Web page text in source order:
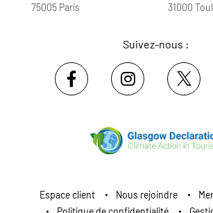
75005 Paris
31000
Suivez-nous :
Espace client Nous rejoindre